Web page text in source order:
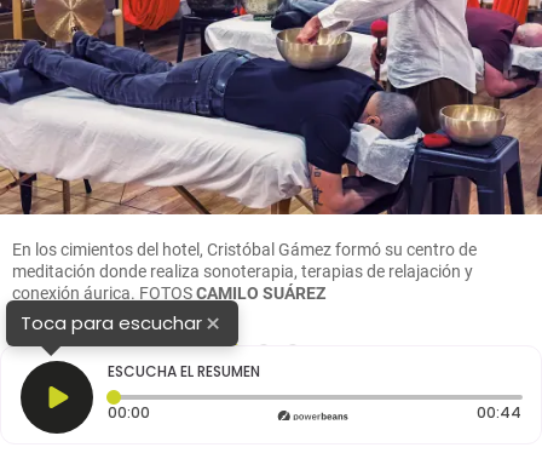
En los cimientos del hotel, Cristóbal Gámez formó su centro de
meditación donde realiza sonoterapia, terapias de relajación y
conexión áurica. FOTOSCAMILO SUÁREZ
Toca para escuchar×
ESCUCHA EL RESUMEN
00:00 Tiempo transcurrido: 0 segundos 00:44